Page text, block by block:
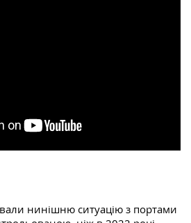
нинішню ситуацію з портами